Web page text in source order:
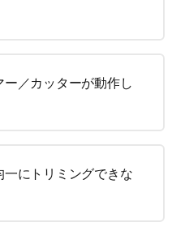
／カッターが動作し
にトリミングできな